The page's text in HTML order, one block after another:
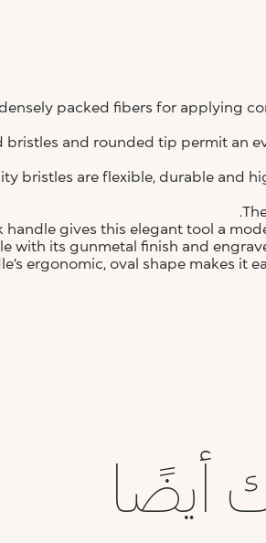
packed fibers for applying
bristles and rounded tip permit an
bristles are flexible, durable and
handle gives this elegant tool a
with its gunmetal finish and
ergonomic, oval shape makes it
أيضًا